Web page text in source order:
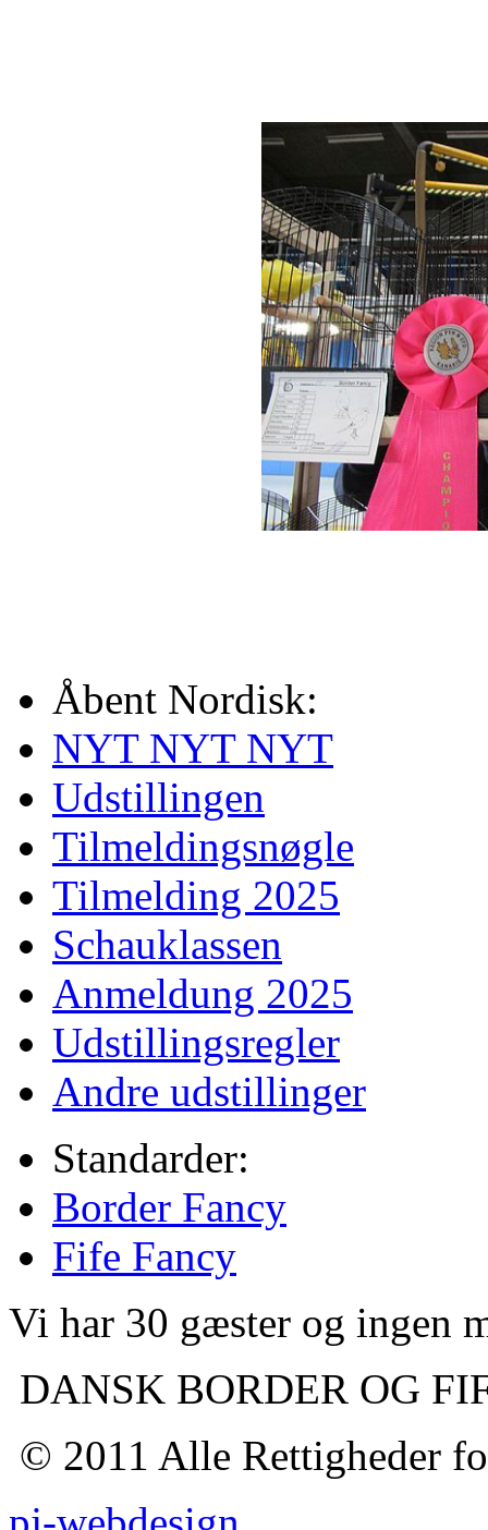
Åbent Nordisk:
NYT NYT NYT
Udstillingen
Tilmeldingsnøgle
Tilmelding 2025
Schauklassen
Anmeldung 2025
Udstillingsregler
Andre udstillinger
Standarder:
Border Fancy
Fife Fancy
Vi har 30 gæster og ingen
DANSK BORDER OG
© 2011 Alle Rettigheder